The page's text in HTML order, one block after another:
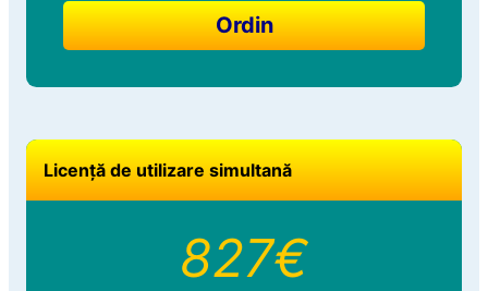
Ordin
Licență de utilizare simultană
827€